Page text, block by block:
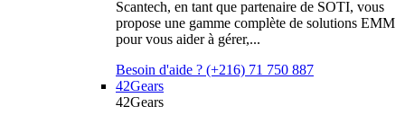
Scantech, en tant que partenaire de SOTI, vous
propose une gamme complète de solutions EMM
pour vous aider à gérer,...
Besoin d'aide ? (+216) 71 750 887
42Gears
42Gears